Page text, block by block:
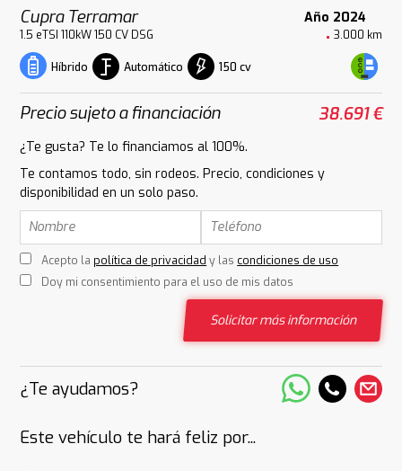
Cupra Terramar Año 2024
1.5 eTSI 110kW 150 CV DSG 3.000 km
Híbrido Automático 150 cv
Precio sujeto a financiación 38.691 €
¿Te gusta? Te lo financiamos al 100%.
Te contamos todo, sin rodeos. Precio, condiciones y
disponibilidad en un solo paso.
Acepto la política de privacidad y las condiciones de uso
Doy mi consentimiento para el uso de mis datos
Solicitar más información
¿Te ayudamos?
Este vehículo te hará feliz por...